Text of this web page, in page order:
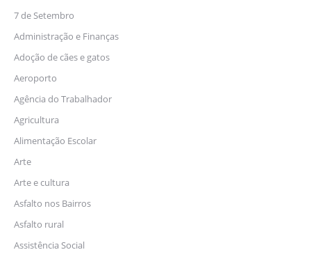
7 de Setembro
Administração e Finanças
Adoção de cães e gatos
Aeroporto
Agência do Trabalhador
Agricultura
Alimentação Escolar
Arte
Arte e cultura
Asfalto nos Bairros
Asfalto rural
Assistência Social